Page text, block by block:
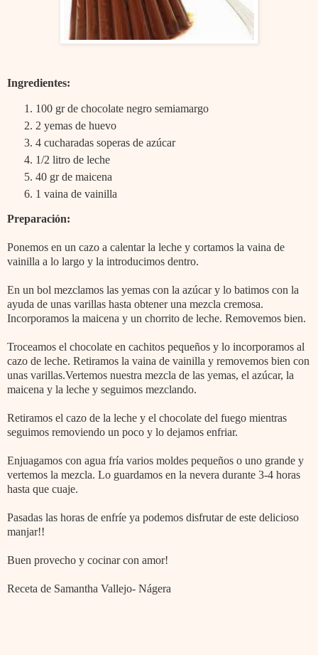
Ingredientes:
100 gr de chocolate negro semiamargo
2 yemas de huevo
4 cucharadas soperas de azúcar
1/2 litro de leche
40 gr de maicena
1 vaina de vainilla
Preparación:
Ponemos en un cazo a calentar la leche y cortamos la vaina de
vainilla a lo largo y la introducimos dentro.
En un bol mezclamos las yemas con la azúcar y lo batimos con la
ayuda de unas varillas hasta obtener una mezcla cremosa.
Incorporamos la maicena y un chorrito de leche. Removemos bien.
Troceamos el chocolate en cachitos pequeños y lo incorporamos al
cazo de leche. Retiramos la vaina de vainilla y removemos bien con
unas varillas.Vertemos nuestra mezcla de las yemas, el azúcar, la
maicena y la leche y seguimos mezclando.
Retiramos el cazo de la leche y el chocolate del fuego mientras
seguimos removiendo un poco y lo dejamos enfriar.
Enjuagamos con agua fría varios moldes pequeños o uno grande y
vertemos la mezcla. Lo guardamos en la nevera durante 3-4 horas
hasta que cuaje.
Pasadas las horas de enfríe ya podemos disfrutar de este delicioso
manjar!!
Buen provecho y cocinar con amor!
Receta de Samantha Vallejo- Nágera